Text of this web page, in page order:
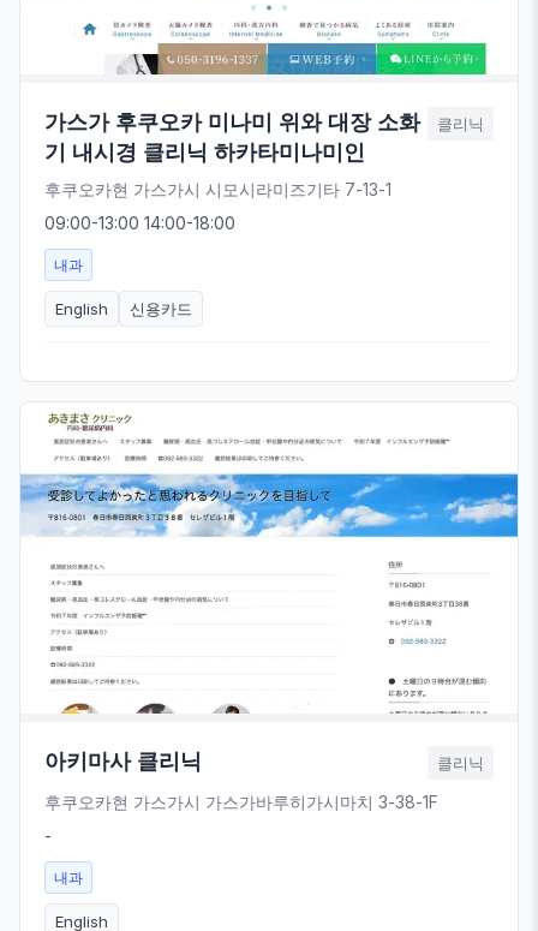
가스가 후쿠오카 미나미 위와 대장 소화
기 내시경 클리닉 하카타미나미인
클리닉
후쿠오카현 가스가시 시모시라미즈기타 7-13-1
09:00-13:00 14:00-18:00
내과
English 신용카드
아키마사 클리닉 클리닉
후쿠오카현 가스가시 가스가바루히가시마치 3-38-1F
-
내과
English